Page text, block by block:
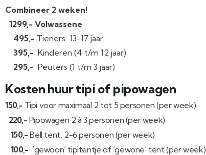
Combineer 2 weken!
1299,- Volwassene
495,- Tieners 13-17 jaar
395,- Kinderen (4 t/m 12 jaar)
295,- Peuters (1 t/m 3 jaar)
Kosten huur tipi of pipowagen
150,- Tipi voor maximaal 2 tot 5 personen (per week)
220,- Pipowagen 2 à 3 personen (per week)
150,- Bell tent, 2-6 personen (per week)
100,- ‘gewoon’ tipitentje of ‘gewone’ tent (per week)